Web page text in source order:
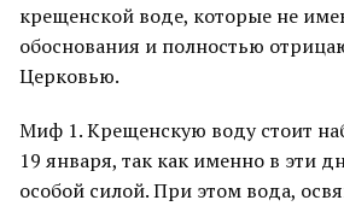
крещенской воде, которые не
обоснования и полностью
Церковью.
Миф 1. Крещенскую воду стоит
19 января, так как именно в эти
особой силой. При этом вода,